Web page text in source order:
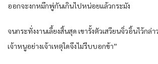
ออกจะงกหมึกพู่กันเกินไปหน่อยแล้วกระมัง
จนกระทั่งงานเลี้ยงสิ้นสุด เขารั้งตัวเสวียนจิ่วอิ้นไว้กล่
เจ้าหนูอย่างเจ้าเหตุใดจึงไม่รีบบอกข้า”